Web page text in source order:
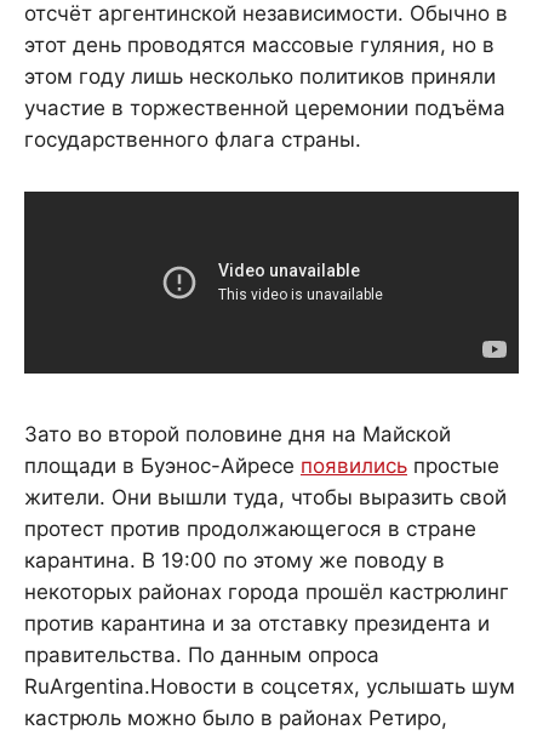
отсчёт аргентинской независимости. Обычно в
этот день проводятся массовые гуляния, но в
этом году лишь несколько политиков приняли
участие в торжественной церемонии подъёма
государственного флага страны.
Зато во второй половине дня на Майской
площади в Буэнос-Айресе появились простые
жители. Они вышли туда, чтобы выразить свой
протест против продолжающегося в стране
карантина. В 19:00 по этому же поводу в
некоторых районах города прошёл кастрюлинг
против карантина и за отставку президента и
правительства. По данным опроса
RuArgentina.Новости в соцсетях, услышать шум
кастрюль можно было в районах Ретиро,